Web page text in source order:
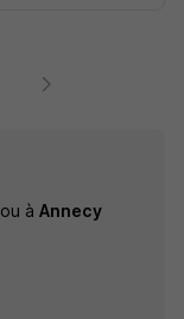
ou à Annecy